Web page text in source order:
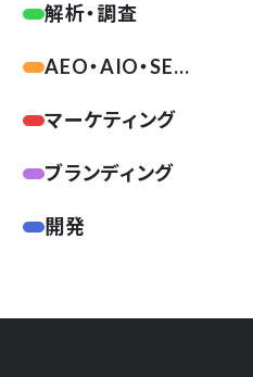
解析・調査
AEO・AIO・SE...
マーケティング
ブランディング
開発